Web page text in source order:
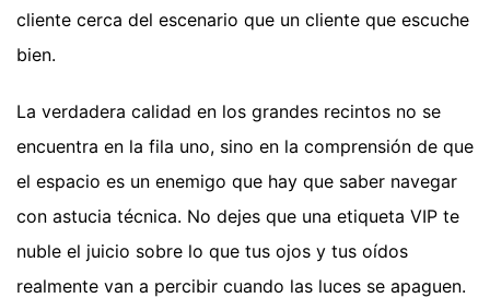
cliente cerca del escenario que un cliente que escuche
bien.
La verdadera calidad en los grandes recintos no se
encuentra en la fila uno, sino en la comprensión de que
el espacio es un enemigo que hay que saber navegar
con astucia técnica. No dejes que una etiqueta VIP te
nuble el juicio sobre lo que tus ojos y tus oídos
realmente van a percibir cuando las luces se apaguen.